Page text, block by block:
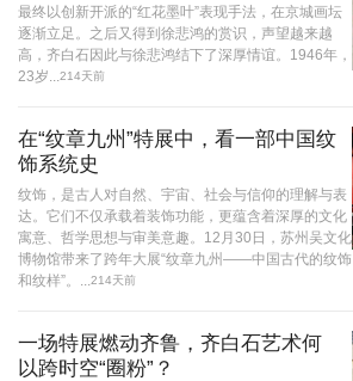
最终以创新开派的“红花墨叶”表现手法，在京城画坛
逐渐立足。之后又得到徐悲鸿的赏识，声望越来越
高，齐白石因此与徐悲鸿结下了深厚情谊。1946年，
23岁...
214天前
在“纹章九州”特展中，看一部中国纹
饰系统史
纹饰，是古人对自然、宇宙、社会与信仰的理解与表
达。它们不仅承载着装饰功能，更蕴含着深厚的文化
寓意、哲学思想与审美意趣。12月30日，苏州吴文化
博物馆带来了跨年大展“纹章九州——中国古代的纹饰
和纹样”。...
214天前
一场特展燃动齐鲁，齐白石艺术何
以跨时空“圈粉”？